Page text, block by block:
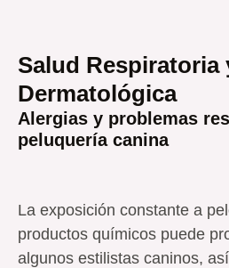
Salud Respiratoria
Dermatológica
Alergias y problemas
peluquería canina
La exposición constante a
productos químicos puede
algunos estilistas caninos,